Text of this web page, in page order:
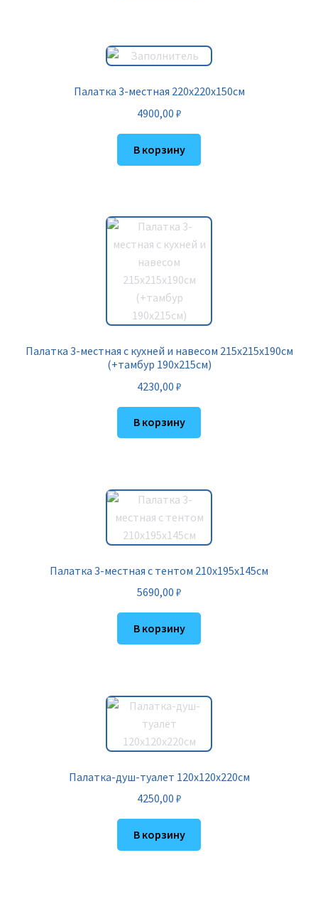
Палатка 3-местная 220х220х150см
4900,00 ₽
В корзину
Палатка 3-местная с кухней и навесом 215х215х190см
(+тамбур 190х215см)
4230,00 ₽
В корзину
Палатка 3-местная с тентом 210х195х145см
5690,00 ₽
В корзину
Палатка-душ-туалет 120х120х220см
4250,00 ₽
В корзину